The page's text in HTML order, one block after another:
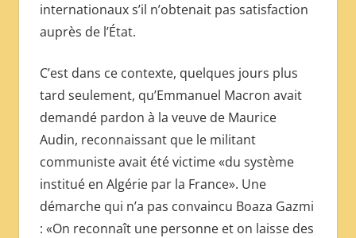
internationaux s’il n’obtenait pas satisfaction
auprès de l’État.
C’est dans ce contexte, quelques jours plus
tard seulement, qu’Emmanuel Macron avait
demandé pardon à la veuve de Maurice
Audin, reconnaissant que le militant
communiste avait été victime «du système
institué en Algérie par la France». Une
démarche qui n’a pas convaincu Boaza Gazmi
: «On reconnaît une personne et on laisse des